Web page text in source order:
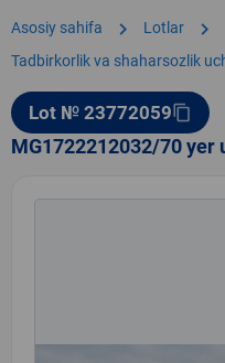
Asosiy sahifa chevron_right Lotlar chevron_right
Tadbirkorlik va shaharsozlik
Lot № 23772059content_copy
MG1722212032/70 yer